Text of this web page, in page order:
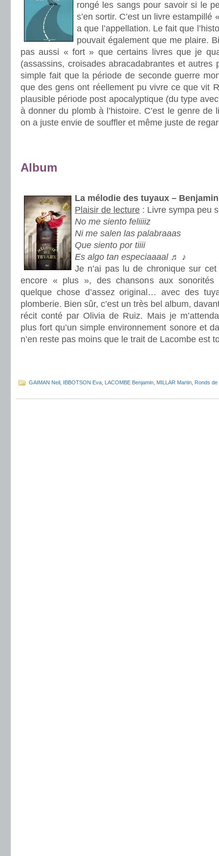
rongé les sangs pour savoir si le
s’en sortir. C’est un livre estampillé
a que l’appellation. Le fait que
pouvait également que me plaire.
pas aussi « fort » que certains livres que je
(assassins, croisades abracadabrantes et autres
simple fait que la période de seconde guerre
que des gens ont réellement pu vivre ce que vit
plausible période post apocalyptique (du type
à donner du plomb à l’histoire. C’est le genre de
on a juste envie de souffler et même juste de
Album
La mélodie des tuyaux –
Plaisir de lecture : Livre sympa peu
No me siento feliiiiz
Ni me salen las palabraaas
Que siento por tiiii
Es algo tan especiaaaal ♬ ♪
Je n’ai pas lu de chronique sur
encore « plus », des chansons aux sonorités
quelque chose d’assez original… avec des
plomberie. Bien sûr, c’est un très bel album,
récit conté par Olivia de Ruiz. Mais je
plus fort qu’un simple environnement sonore et
n’en reste pas moins que le trait de Lacombe est
GAIMAN Neil IBBOTSON Eva LACOMBE Benjamin MILLAR Martin Ronds